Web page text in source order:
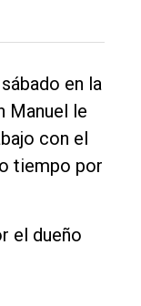
en la
Manuel le
con el
tiempo por
el dueño